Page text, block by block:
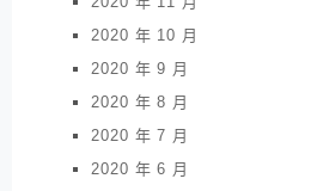
2020 年 10 月
2020 年 9 月
2020 年 8 月
2020 年 7 月
2020 年 6 月